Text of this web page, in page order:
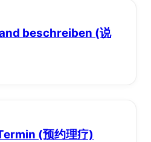
beschreiben (说
(预约理疗)